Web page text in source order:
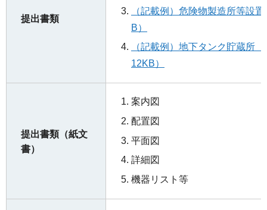
提出書類
（記載例）危険物製造所等設
B）
（記載例）地下タンク貯蔵所
12KB）
提出書類（紙文
書）
案内図
配置図
平面図
詳細図
機器リスト等